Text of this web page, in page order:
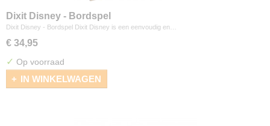
Dixit Disney - Bordspel
Dixit Disney - Bordspel Dixit Disney is een eenvoudig en…
€ 34,95
✓ Op voorraad
IN WINKELWAGEN